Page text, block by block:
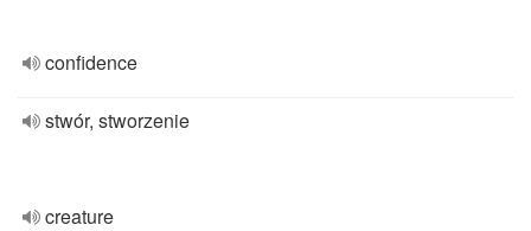
confidence
stwór, stworzenie
creature